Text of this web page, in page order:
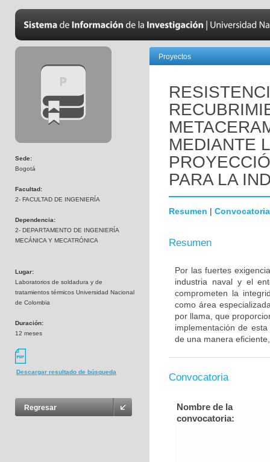
Sede:
Bogotá
Facultad:
2- FACULTAD DE INGENIERÍA
Dependencia:
2- DEPARTAMENTO DE INGENIERÍA
MECÁNICA Y MECATRÓNICA
Lugar:
Laboratorios de soldadura y de
tratamientos térmicos Universidad Nacional
de Colombia
Duración:
12 meses
Descargar resultado de búsqueda
Regresar
Proyectos
MEDIANTE
PARA LA
Resumen | Convocatoria
Resumen
Por las fuertes
industria naval y el
comprometen la
como área
por llama, que
implementación de
de una manera
Convocatoria
Nombre de la
convocatoria: